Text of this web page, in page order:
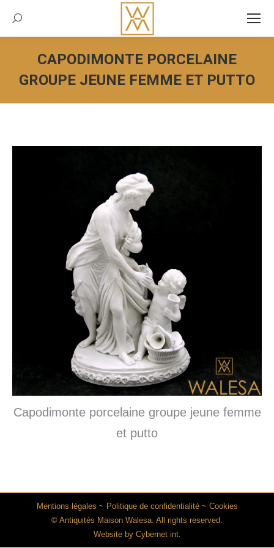
Recherche:
CAPODIMONTE PORCELAINE
GROUPE JEUNE FEMME ET PUTTO
Vous êtes ici :
Capodimonte porcelaine groupe jeune femme
et putto
Mentions légales ~ Politique de confidentialité~ Cookies
© Antiquités Maison Walesa. All rights reserved.
Website by Cybernet int.